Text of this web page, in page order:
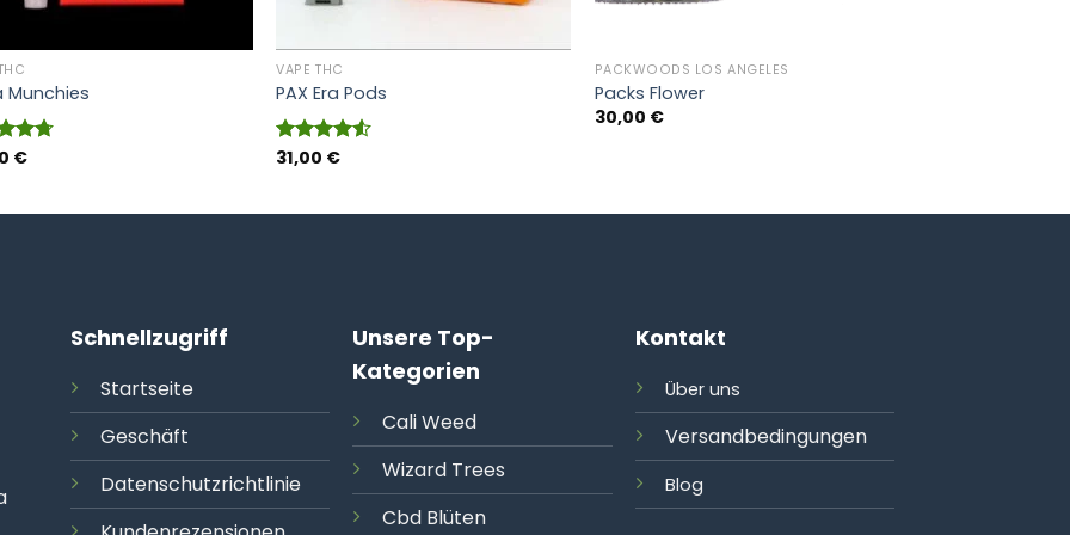
Munchies
€
VAPE THC
PAX Era Pods
Bewertet
31,00 €
PACKWOODS LOS ANGELES
Packs Flower
30,00 €
Schnellzugriff
Startseite
Geschäft
Datenschutzrichtlinie
Unsere Top-
Kategorien
CaliWeed
Wizard Trees
Cbd Blüten
Kontakt
Über uns
Versandbedingungen
Blog